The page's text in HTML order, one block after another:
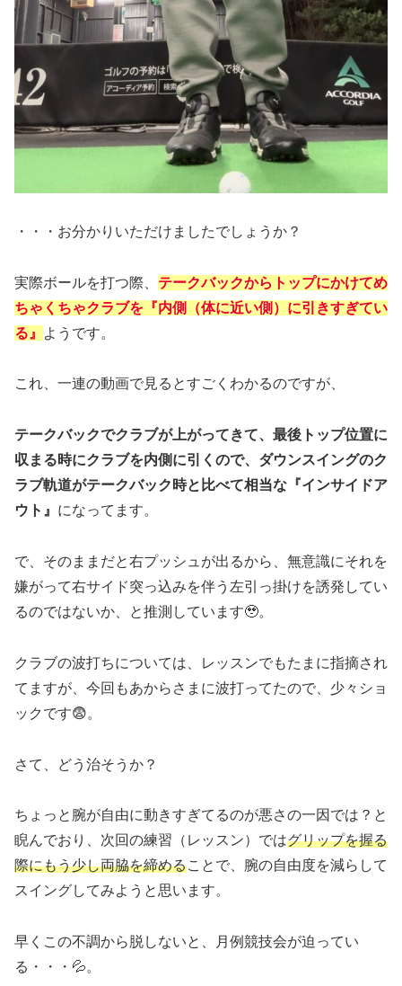
・・・お分かりいただけましたでしょうか？
実際ボールを打つ際、 テークバックからトップにかけてめ
ちゃくちゃクラブを『内側（体に近い側）に引きすぎてい
る』
ようです。
これ、一連の動画で見るとすごくわかるのですが、
テークバックでクラブが上がってきて、最後トップ位置に
収まる時にクラブを内側に引くので、ダウンスイングのク
ラブ軌道がテークバック時と比べて相当な『インサイドア
ウト』 になってます。
で、そのままだと右プッシュが出るから、無意識にそれを
嫌がって右サイド突っ込みを伴う左引っ掛けを誘発してい
るのではないか、と推測しています🥹。
クラブの波打ちについては、レッスンでもたまに指摘され
てますが、今回もあからさまに波打ってたので、少々ショ
ックです😨。
さて、どう治そうか？
ちょっと腕が自由に動きすぎてるのが悪さの一因では？と
睨んでおり、次回の練習（レッスン）ではグリップを握る
際にもう少し両脇を締めることで、腕の自由度を減らして
スイングしてみようと思います。
早くこの不調から脱しないと、月例競技会が迫ってい
る・・・💦。